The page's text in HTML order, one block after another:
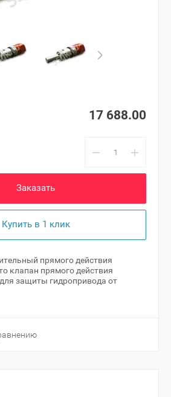
17 688.00
− +
Заказать
Купить в 1 клик
прямого действия
клапан прямого действия
защиты гидропривода от